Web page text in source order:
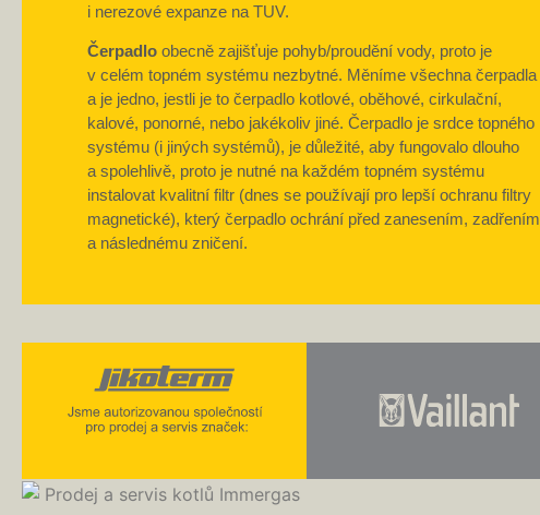
i nerezové expanze na TUV.
Čerpadlo obecně zajišťuje pohyb/proudění vody, proto je
v celém topném systému nezbytné. Měníme všechna čerpadla
a je jedno, jestli je to čerpadlo kotlové, oběhové, cirkulační,
kalové, ponorné, nebo jakékoliv jiné. Čerpadlo je srdce topného
systému (i jiných systémů), je důležité, aby fungovalo dlouho
a spolehlivě, proto je nutné na každém topném systému
instalovat kvalitní filtr (dnes se používají pro lepší ochranu filtry
magnetické), který čerpadlo ochrání před zanesením, zadřením
a následnému zničení.